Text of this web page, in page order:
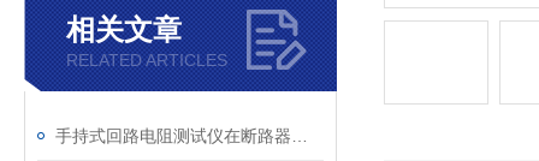
相关文章
RELATED ARTICLES